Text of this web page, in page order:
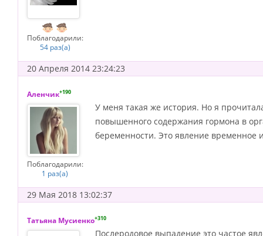
Поблагодарили:
54 раз(а)
20 Апреля 2014 23:24:23
Аленчик+190
Поблагодарили:
1 раз(а)
У меня такая же история. Но я
повышенного содержания гормона в
беременности. Это явление временное
29 Мая 2018 13:02:37
Татьяна Мусиенко+310
Послеродовое выпадение это частое